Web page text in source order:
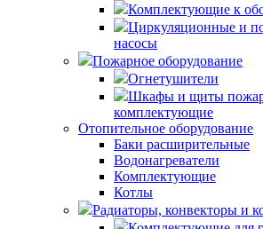
Комплектующие к
Циркуляционные и
насосы
Пожарное оборудование
Огнетушители
Шкафы и щиты
комплектующие
Отопительное оборудование
Баки расширительные
Водонагреватели
Комплектующие
Котлы
Радиаторы, конвекторы и